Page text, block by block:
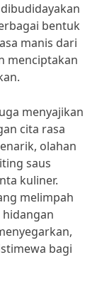
bentuk
manis dari
menciptakan
menyajikan
cita rasa
olahan
saus
kuliner.
melimpah
bagi